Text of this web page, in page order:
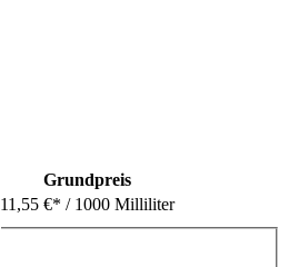
Grundpreis
11,55 €* / 1000 Milliliter